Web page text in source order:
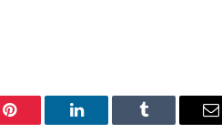
Pinterest LinkedIn Tumblr